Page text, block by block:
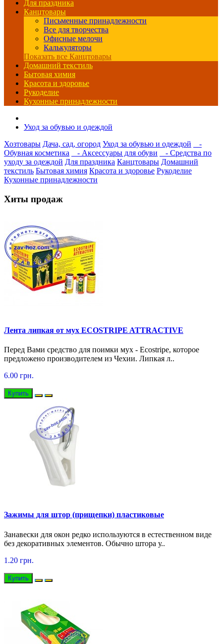
Для праздника
Канцтовары
Письменные принадлежности
Все для творчества
Офисные мелочи
Калькуляторы
Показать все Канцтовары
Домашний текстиль
Бытовая химия
Красота и здоровье
Рукоделие
Кухонные принадлежности
Уход за обувью и одеждой
Хозтовары Дача, сад, огород Уход за обувью и одеждой
-
Обувная косметика
- Аксессуары для обуви
- Средства по
уходу за одеждой Для праздника Канцтовары Домашний
текстиль Бытовая химия Красота и здоровье Рукоделие
Кухонные принадлежности
Хиты продаж
Лента липкая от мух ECOSTRIPE ATTRACTIVE
Перед Вами средство для поимки мух - Ecostripe, которое
предложено производителем из Чехии. Липкая л..
6.00 грн.
Купить
Зажимы для штор (прищепки) пластиковые
Занавески для окон редко используются в естественном виде
без декоративных элементов. Обычно штора у..
1.20 грн.
Купить